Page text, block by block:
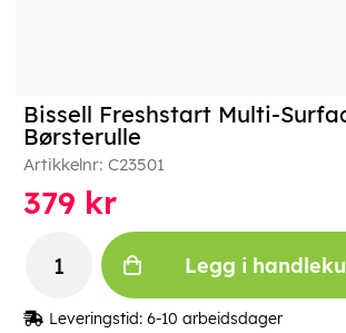
Bissell Freshstart Multi-
Børsterulle
Artikkelnr: C23501
379 kr
Legg i
Leveringstid: 6-10 arbeidsdager